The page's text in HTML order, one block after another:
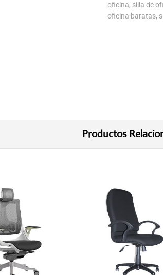
oficina, silla de
oficina baratas,
Productos